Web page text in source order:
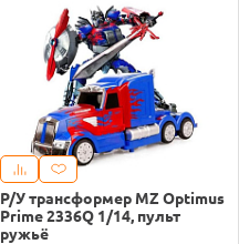
Р/У трансформер MZ Optimus
Prime 2336Q 1/14, пульт
ружьё